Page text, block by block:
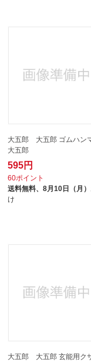
大五郎 大五郎 ゴムハン
大五郎
595円
60ポイント
送料無料、 8月10日（月）
け
大五郎 大五郎 玄能用ク